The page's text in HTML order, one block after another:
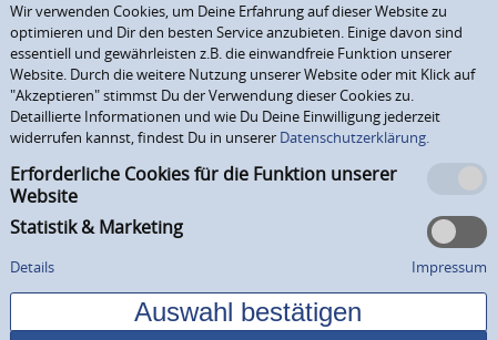
Wir verwenden Cookies, um Deine Erfahrung auf dieser Website zu
optimieren und Dir den besten Service anzubieten. Einige davon sind
essentiell und gewährleisten z.B. die einwandfreie Funktion unserer
Website. Durch die weitere Nutzung unserer Website oder mit Klick auf
"Akzeptieren" stimmst Du der Verwendung dieser Cookies zu.
Detaillierte Informationen und wie Du Deine Einwilligung jederzeit
widerrufen kannst, findest Du in unserer Datenschutzerklärung.
Erforderliche Cookies für die Funktion unserer
Website
Statistik & Marketing
Details Impressum